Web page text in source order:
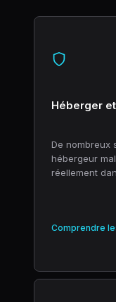
Héberger
De nombreux
hébergeur
réellement
Comprendre